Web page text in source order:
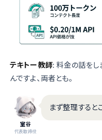
テキトー教師: 料金の話をし
んですよ、両者とも。
室谷
代表取締役
まず整理すると